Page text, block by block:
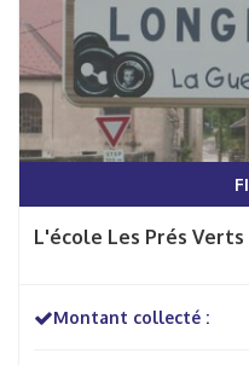
L'école Les Prés
Montant collecté :